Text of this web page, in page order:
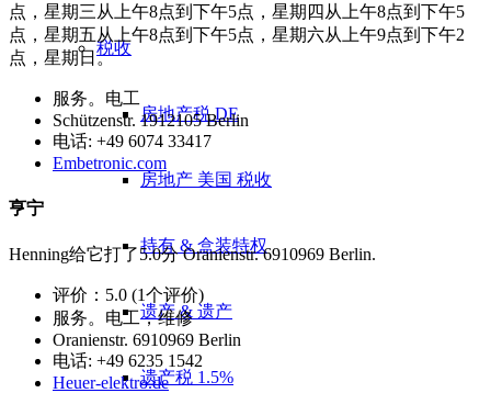
税收
房地产税 DE
房地产 美国 税收
持有 & 盒装特权
遗产 & 遗产
遗产税 1.5%
点，星期三从上午8点到下午5点，星期四从上午8点到下午5
点，星期五从上午8点到下午5点，星期六从上午9点到下午2
点，星期日。
服务。电工
Schützenstr. 1912105 Berlin
电话: +49 6074 33417
Embetronic.com
亨宁
Henning给它打了5.0分 Oranienstr. 6910969 Berlin.
评价：5.0 (1个评价)
服务。电工，维修
Oranienstr. 6910969 Berlin
电话: +49 6235 1542
Heuer-elektro.de